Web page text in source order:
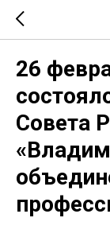
26
Совета